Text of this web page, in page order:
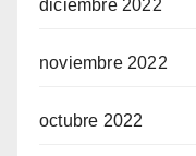
diciembre 2022
noviembre 2022
octubre 2022